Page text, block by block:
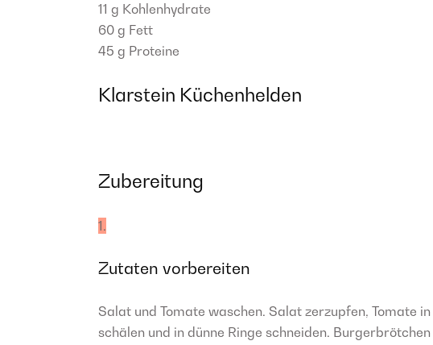
11 g Kohlenhydrate
60 g Fett
45 g Proteine
Klarstein Küchenhelden
Zubereitung
1.
Zutaten vorbereiten
Salat und Tomate waschen. Salat zerzupfen, Tomate
schälen und in dünne Ringe schneiden.